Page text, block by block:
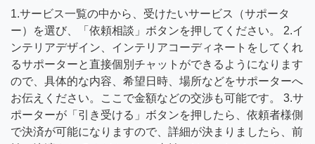
1.サービス一覧の中から、受けたいサービス（サポータ
ー）を選び、「依頼相談」ボタンを押してください。 2.イ
ンテリアデザイン、インテリアコーディネートをしてくれ
るサポーターと直接個別チャットができるようになります
ので、具体的な内容、希望日時、場所などをサポーターへ
お伝えください。ここで金額などの交渉も可能です。 3.サ
ポーターが「引き受ける」ボタンを押したら、依頼者様側
で決済が可能になりますので、詳細が決まりましたら、前